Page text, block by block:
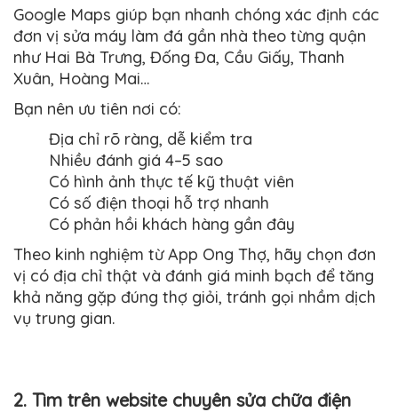
Google Maps giúp bạn nhanh chóng xác định các
đơn vị sửa máy làm đá gần nhà theo từng quận
như Hai Bà Trưng, Đống Đa, Cầu Giấy, Thanh
Xuân, Hoàng Mai…
Bạn nên ưu tiên nơi có:
Địa chỉ rõ ràng, dễ kiểm tra
Nhiều đánh giá 4–5 sao
Có hình ảnh thực tế kỹ thuật viên
Có số điện thoại hỗ trợ nhanh
Có phản hồi khách hàng gần đây
Theo kinh nghiệm từ App Ong Thợ, hãy chọn đơn
vị có địa chỉ thật và đánh giá minh bạch để tăng
khả năng gặp đúng thợ giỏi, tránh gọi nhầm dịch
vụ trung gian.
2. Tìm trên website chuyên sửa chữa điện